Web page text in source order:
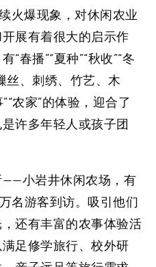
火爆现象，对休闲农业
展有着很大的启示作
春播”“夏种”“秋收”“冬
丝、刺绣、竹艺、木
农家”的体验，迎合了
许多年轻人或孩子团
——小岩井休闲农场，有
名游客到访。吸引他们
还有丰富的农事体验活
足修学旅行、校外研